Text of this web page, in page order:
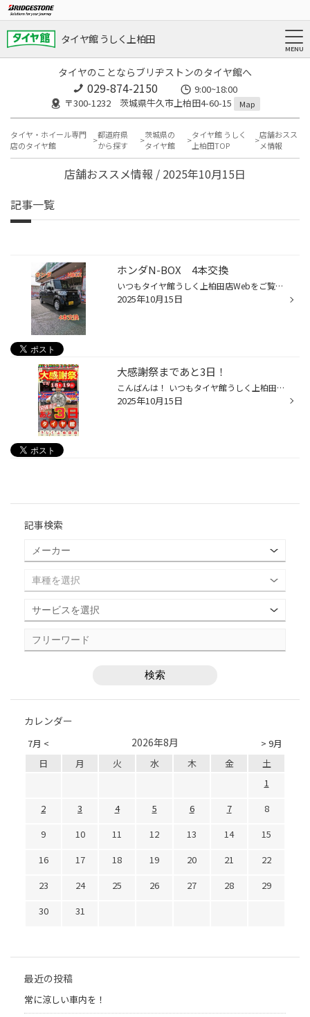
タイヤ館 うしく上柏田
タイヤのことならブリヂストンのタイヤ館へ
029-874-2150
9:00~18:00
〒300-1232 茨城県牛久市上柏田4-60-15
Map
タイヤ・ホイール専門
店のタイヤ館
都道府県
から探す
茨城県の
タイヤ館
タイヤ館 うしく
上柏田TOP
店舗おスス
メ情報
店舗おススメ情報 / 2025年10月15日
記事一覧
ホンダN-BOX 4本交換
いつもタイヤ館うしく上柏田店Webをご覧の皆様ありがとうございます♪ 本日はホンダN-BOXの4本交換をさせて頂きました! 交換したタイヤ NEWNO 155/65R14 75H NEWNOは幅広いサイズラインアップと高いライフ性能が特徴のブリジストンタイヤで、多くの方にお使いいただいているタイヤです！ タイヤの交...
2025年10月15日
大感謝祭まであと3日！
こんばんは！ いつもタイヤ館うしく上柏田店PITスタッフの平塚です！ いよいよ大感謝祭まで残り3日です！18・19日は、ご来店プレゼントやご成約いただいた方にはさらにプレゼントをご用意させていただいております。 大感謝祭では、ノーマルタイヤやスタッドレスタイヤ、メンテナンス商品がお買い得...
2025年10月15日
記事検索
カレンダー
7月 < > 9月
2026年8月
日 月 火 水 木 金
土
1
2
3 4 5 6 7
8
9
10 11 12 13 14
15
16
17 18 19 20 21
22
23
24 25 26 27 28
29
30
31
最近の投稿
常に涼しい車内を！